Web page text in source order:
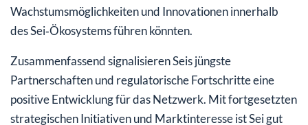
Wachstumsmöglichkeiten und Innovationen innerhalb
des Sei‑Ökosystems führen könnten.
Zusammenfassend signalisieren Seis jüngste
Partnerschaften und regulatorische Fortschritte eine
positive Entwicklung für das Netzwerk. Mit fortgesetzten
strategischen Initiativen und Marktinteresse ist Sei gut